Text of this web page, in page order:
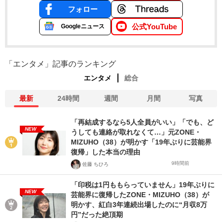
フォロー
Googleニュース 公式YouTube
「エンタメ」記事のランキング
エンタメ 総合
最新 24時間 週間 月間 写真
NEW
「再結成するなら5人全員がいい」「でも、ど
うしても連絡が取れなくて…」元ZONE・
MIZUHO（38）が明かす「19年ぶりに芸能界
復帰」した本当の理由
佐藤 ちひろ 9時間前
NEW
「印税は1円ももらっていません」19年ぶりに
芸能界に復帰したZONE・MIZUHO（38）が
明かす、紅白3年連続出場したのに“月収8万
円”だった絶頂期